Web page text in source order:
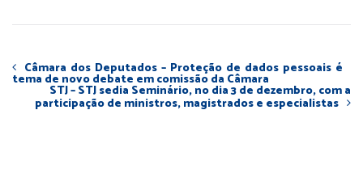
Câmara dos Deputados – Proteção de dados pessoais é
tema de novo debate em comissão da Câmara
STJ – STJ sedia Seminário, no dia 3 de dezembro, com a
participação de ministros, magistrados e especialistas